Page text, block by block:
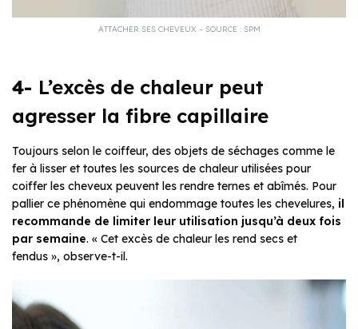
ATTACHER SES CHEVEUX – SOURCE : SPM
4- L’excès de chaleur peut
agresser la fibre capillaire
Toujours selon le coiffeur, des objets de séchages comme le
fer à lisser et toutes les sources de chaleur utilisées pour
coiffer les cheveux peuvent les rendre ternes et abîmés. Pour
pallier ce phénomène qui endommage toutes les chevelures, il
recommande de limiter leur utilisation jusqu’à deux fois
par semaine. « Cet excès de chaleur les rend secs et
fendus », observe-t-il.